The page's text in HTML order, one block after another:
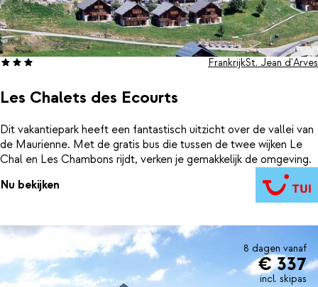
Les Chalets des Ecourts
FrankrijkSt. Jean d'Arves
Dit vakantiepark heeft een fantastisch uitzicht over de vallei van
de Maurienne. Met de gratis bus die tussen de twee wijken Le
Chal en Les Chambons rijdt, verken je gemakkelijk de omgeving.
Nu bekijken
8 dagen vanaf
€ 337
incl. skipas